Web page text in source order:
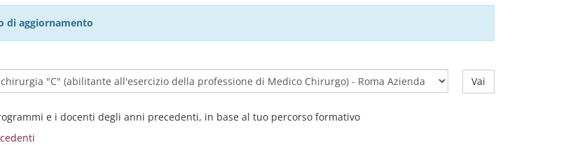
di aggiornamento
Vai
e i docenti degli anni precedenti, in base al tuo percorso formativo